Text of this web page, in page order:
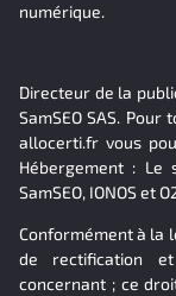
numérique.
Directeur de la
SamSEO SAS.
allocerti.fr vous
Hébergement :
SamSEO, IONOS et
Conformément à la
de rectification
concernant ; ce